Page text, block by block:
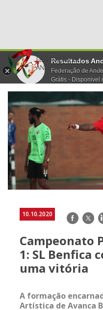
Resultados
Federação de
Grátis - Disponivel
10.10.2020 Facebook
Campeonato
1: SL Benfica
uma vitória
A formação
Artística de Avanca